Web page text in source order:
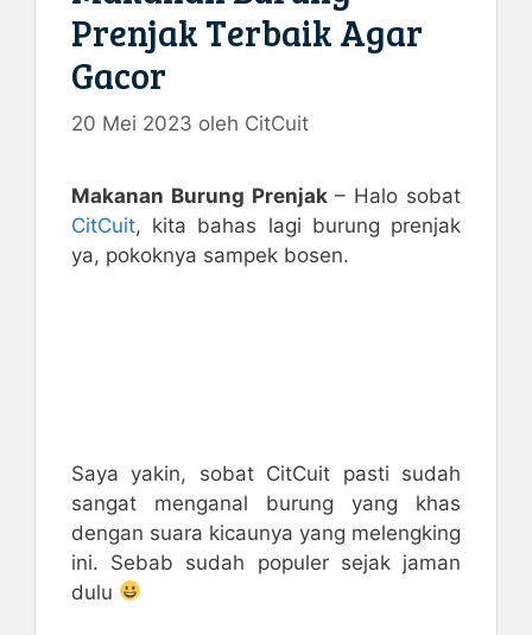
Prenjak Terbaik Agar
Gacor
20 Mei 2023 oleh CitCuit
Makanan Burung Prenjak– Halo sobat
CitCuit, kita bahas lagi burung prenjak
ya, pokoknya sampek bosen.
Saya yakin, sobat CitCuit pasti sudah
sangat menganal burung yang khas
dengan suara kicaunya yang melengking
ini. Sebab sudah populer sejak jaman
dulu